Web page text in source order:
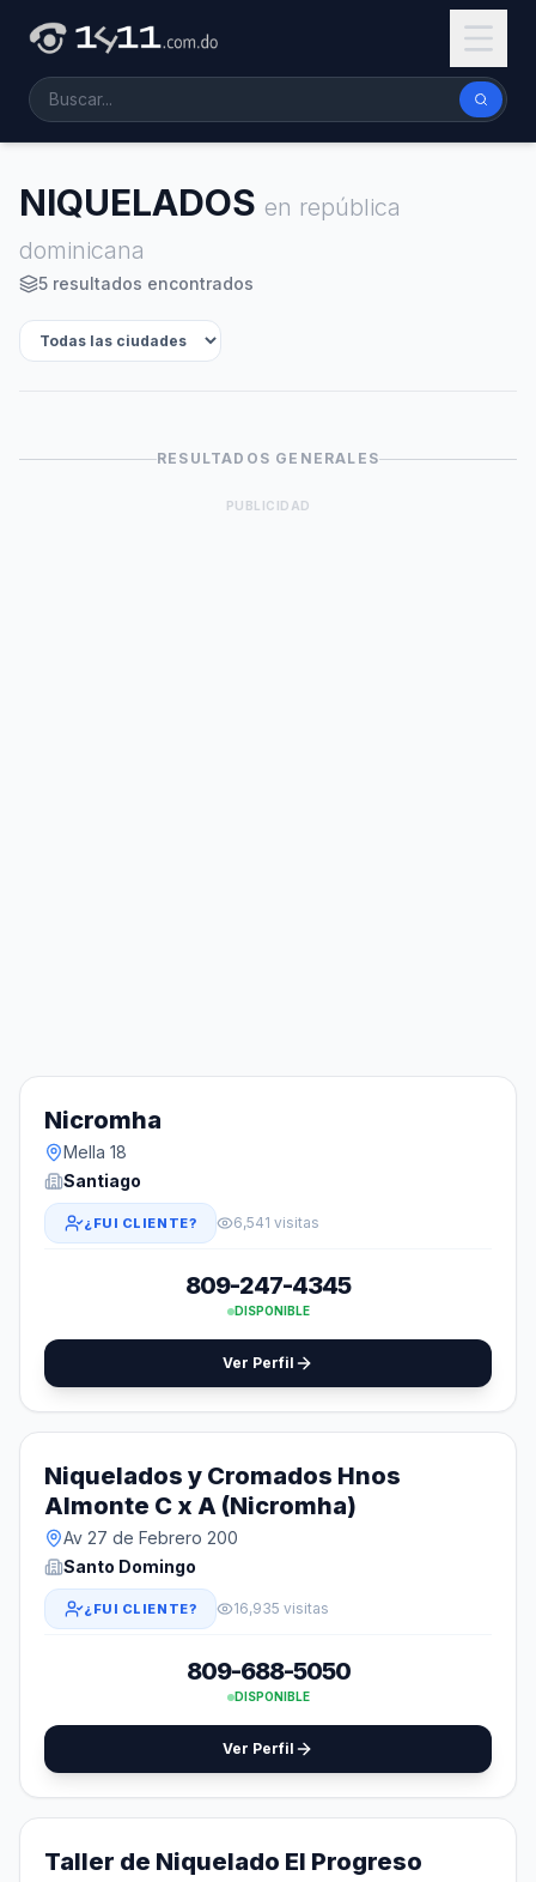
NIQUELADOS en república
dominicana
5 resultados encontrados
RESULTADOS GENERALES
PUBLICIDAD
Nicromha
Mella 18
Santiago
¿FUI CLIENTE? 6,541 visitas
809-247-4345
DISPONIBLE
Ver Perfil
Niquelados y Cromados Hnos
Almonte C x A (Nicromha)
Av 27 de Febrero 200
Santo Domingo
¿FUI CLIENTE? 16,935 visitas
809-688-5050
DISPONIBLE
Ver Perfil
Taller de Niquelado El Progreso